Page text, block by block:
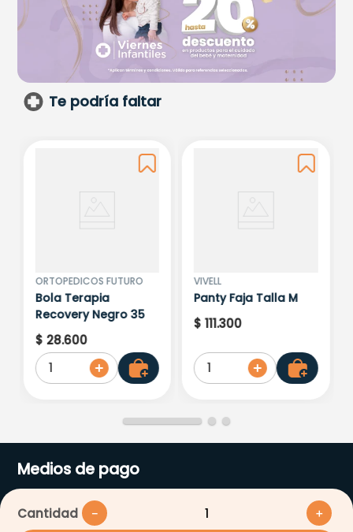
Cantidad ＋
－
Te podría faltar
ORTOPEDICOS FUTURO
Bola Terapia
Recovery Negro 35
$ 28.600
1
VIVELL
Panty Faja Talla M
$ 111.300
1
Medios de pago